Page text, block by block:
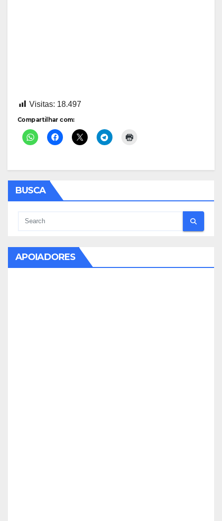
Visitas: 18.497
Compartilhar com:
BUSCA
APOIADORES